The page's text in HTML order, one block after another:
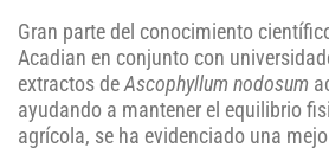
Gran parte del conocimiento
Acadian en conjunto con
extractos de Ascophyllum nodosum
ayudando a mantener el equilibrio
agrícola, se ha evidenciado una